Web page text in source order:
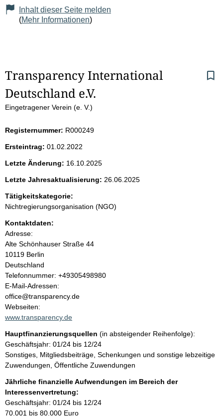
Inhalt dieser Seite melden
(Mehr Informationen)
S
e
t
e
n
i
n
h
a
l
t
Transparency International
Deutschland e.V.
Eingetragener Verein (e. V.)
Registernummer: R000249
Ersteintrag: 01.02.2022
Letzte Änderung: 16.10.2025
Letzte Jahresaktualisierung: 26.06.2025
Tätigkeitskategorie:
Nichtregierungsorganisation (NGO)
Kontaktdaten:
Adresse:
Alte Schönhauser Straße 44
10119 Berlin
Deutschland
K
o
n
t
a
t
i
n
f
o
r
m
a
Telefonnummer: +49305498980
E-Mail-Adressen:
office@transparency.de
Webseiten:
www.transparency.de
Hauptfinanzierungsquellen (in absteigender Reihenfolge):
Geschäftsjahr: 01/24 bis 12/24
Sonstiges, Mitgliedsbeiträge, Schenkungen und sonstige lebzeitige
Zuwendungen, Öffentliche Zuwendungen
Jährliche finanzielle Aufwendungen im Bereich der
Interessenvertretung:
Geschäftsjahr: 01/24 bis 12/24
70.001 bis 80.000 Euro